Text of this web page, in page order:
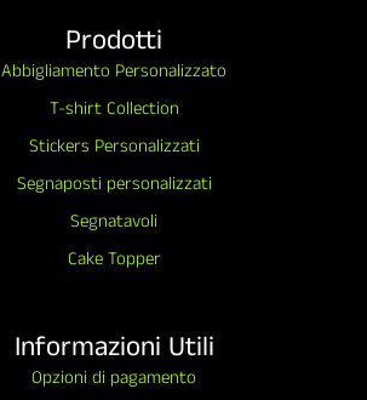
Prodotti
Abbigliamento Personalizzato
T-shirt Collection
Stickers Personalizzati
Segnaposti personalizzati
Segnatavoli
Cake Topper
Informazioni Utili
Opzioni di pagamento